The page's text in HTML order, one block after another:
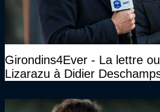
Girondins4Ever - La lettre
Lizarazu à Didier